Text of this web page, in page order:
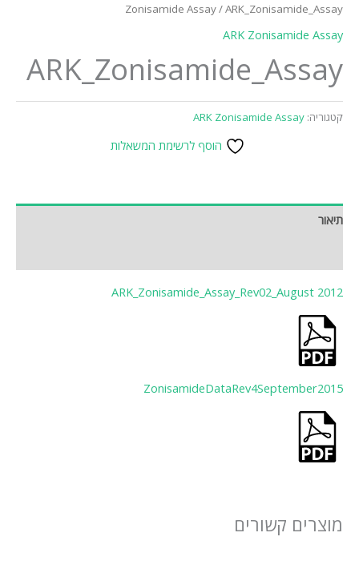
Zonisamide Assay/ ARK_Zonisamide_Assay
ARK Zonisamide Assay
ARK_Zonisamide_Assay
קטגוריה: ARK Zonisamide Assay
הוסף לרשימת המשאלות
תיאור
ARK_Zonisamide_Assay_Rev02_August 2012
ZonisamideDataRev4September2015
מוצרים קשורים